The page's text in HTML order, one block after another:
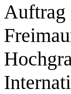
Auftrag